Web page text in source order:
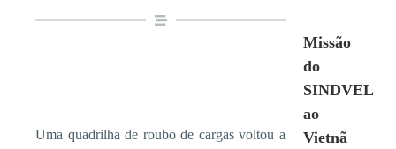
Uma quadrilha de roubo de cargas voltou a
Missão
do
SINDVEL
ao
Vietnã